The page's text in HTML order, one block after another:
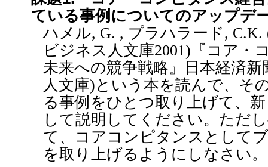
ている事例についてのアップデ
ハメル, G. , プラハラード, C.K.
ビジネス人文庫2001)『コア・
未来への競争戦略』日本経済
人文庫)という本を読んで、そ
る事例をひとつ取り上げて、
して説明してください。ただ
て、コアコンピタンスとして
を取り上げるようにしなさい。